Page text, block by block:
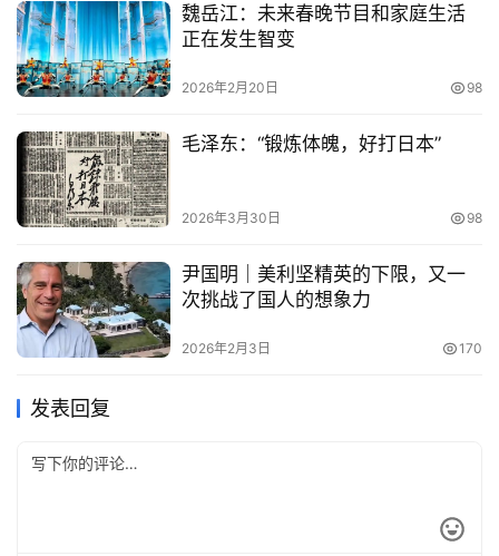
魏岳江：未来春晚节目和家庭生活
正在发生智变
2026年2月20日 98
毛泽东：“锻炼体魄，好打日本”
2026年3月30日 98
尹国明｜美利坚精英的下限，又一
次挑战了国人的想象力
2026年2月3日 170
发表回复